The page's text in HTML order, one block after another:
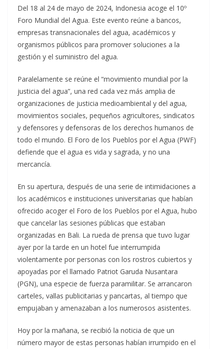
Del 18 al 24 de mayo de 2024, Indonesia acoge el 10º
Foro Mundial del Agua. Este evento reúne a bancos,
empresas transnacionales del agua, académicos y
organismos públicos para promover soluciones a la
gestión y el suministro del agua.
Paralelamente se reúne el “movimiento mundial por la
justicia del agua”, una red cada vez más amplia de
organizaciones de justicia medioambiental y del agua,
movimientos sociales, pequeños agricultores, sindicatos
y defensores y defensoras de los derechos humanos de
todo el mundo. El Foro de los Pueblos por el Agua (PWF)
defiende que el agua es vida y sagrada, y no una
mercancía.
En su apertura, después de una serie de intimidaciones a
los académicos e instituciones universitarias que habían
ofrecido acoger el Foro de los Pueblos por el Agua, hubo
que cancelar las sesiones públicas que estaban
organizadas en Bali. La rueda de prensa que tuvo lugar
ayer por la tarde en un hotel fue interrumpida
violentamente por personas con los rostros cubiertos y
apoyadas por el llamado Patriot Garuda Nusantara
(PGN), una especie de fuerza paramilitar. Se arrancaron
carteles, vallas publicitarias y pancartas, al tiempo que
empujaban y amenazaban a los numerosos asistentes.
Hoy por la mañana, se recibió la noticia de que un
número mayor de estas personas habían irrumpido en el